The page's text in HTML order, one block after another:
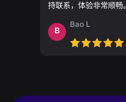
持联系，体验非常顺畅。
B
Bao L